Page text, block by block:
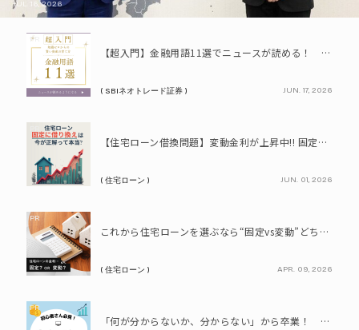
JUL. 16, 2026
PR
【超入門】金融用語11選でニュースが読める！ 知識ゼロからの賢い資産の育て方
( SBIネオトレード証券 ) JUN. 17, 2026
【住宅ローン借換問題】変動金利が上昇中!! 固定に借り換えるなら今が正解って本当? シミュレーションで比較してみよう
( 住宅ローン ) JUN. 01, 2026
PR
これから住宅ローンを選ぶなら“固定vs変動”どちらが正解? 9割が利用したいと答えた「いま決めなくてもいい」ローンとは!?
( 住宅ローン ) APR. 09, 2026
PR
「何が分からないか、分からない」から卒業！ SBIネオトレード証券で学ぶ、はじめての資産形成